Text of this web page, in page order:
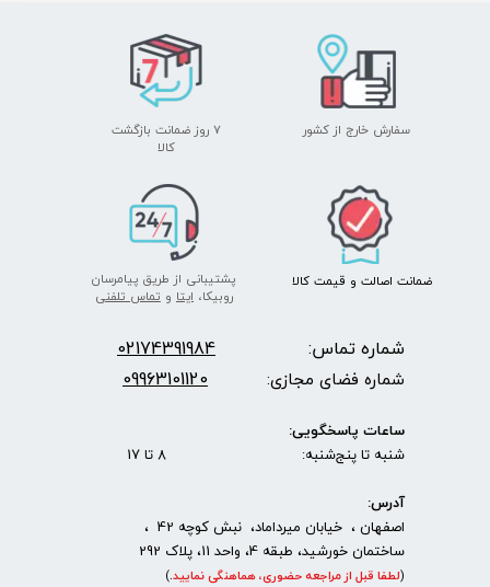
پشتیبانی از طریق پیامرسان
روبیکا،ایتا وتماس تلفنی
سفارش خارج از کشور
۷ روز ضمانت بازگشت
​​​​​​​کالا
ضمانت اصالت و قیمت​​​​​​​ کالا ​​​​​​​
شماره تماس: 02174391984
شماره فضای مجازی: 09963101120
ساعات پاسخگویی:
شنبه تا پنج‌شنبه: 8 تا 17
آدرس:
اصفهان ، خیابان میرداماد، نبش کوچه 42 ،
ساختمان خورشید، طبقه 4، واحد 11، پلاک 292
(لطفا قبل از مراجعه حضوری، هماهنگی نمایید.
)